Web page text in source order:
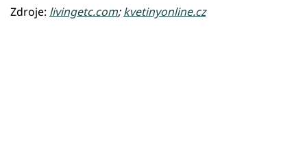
Zdroje: livingetc.com;kvetinyonline.cz